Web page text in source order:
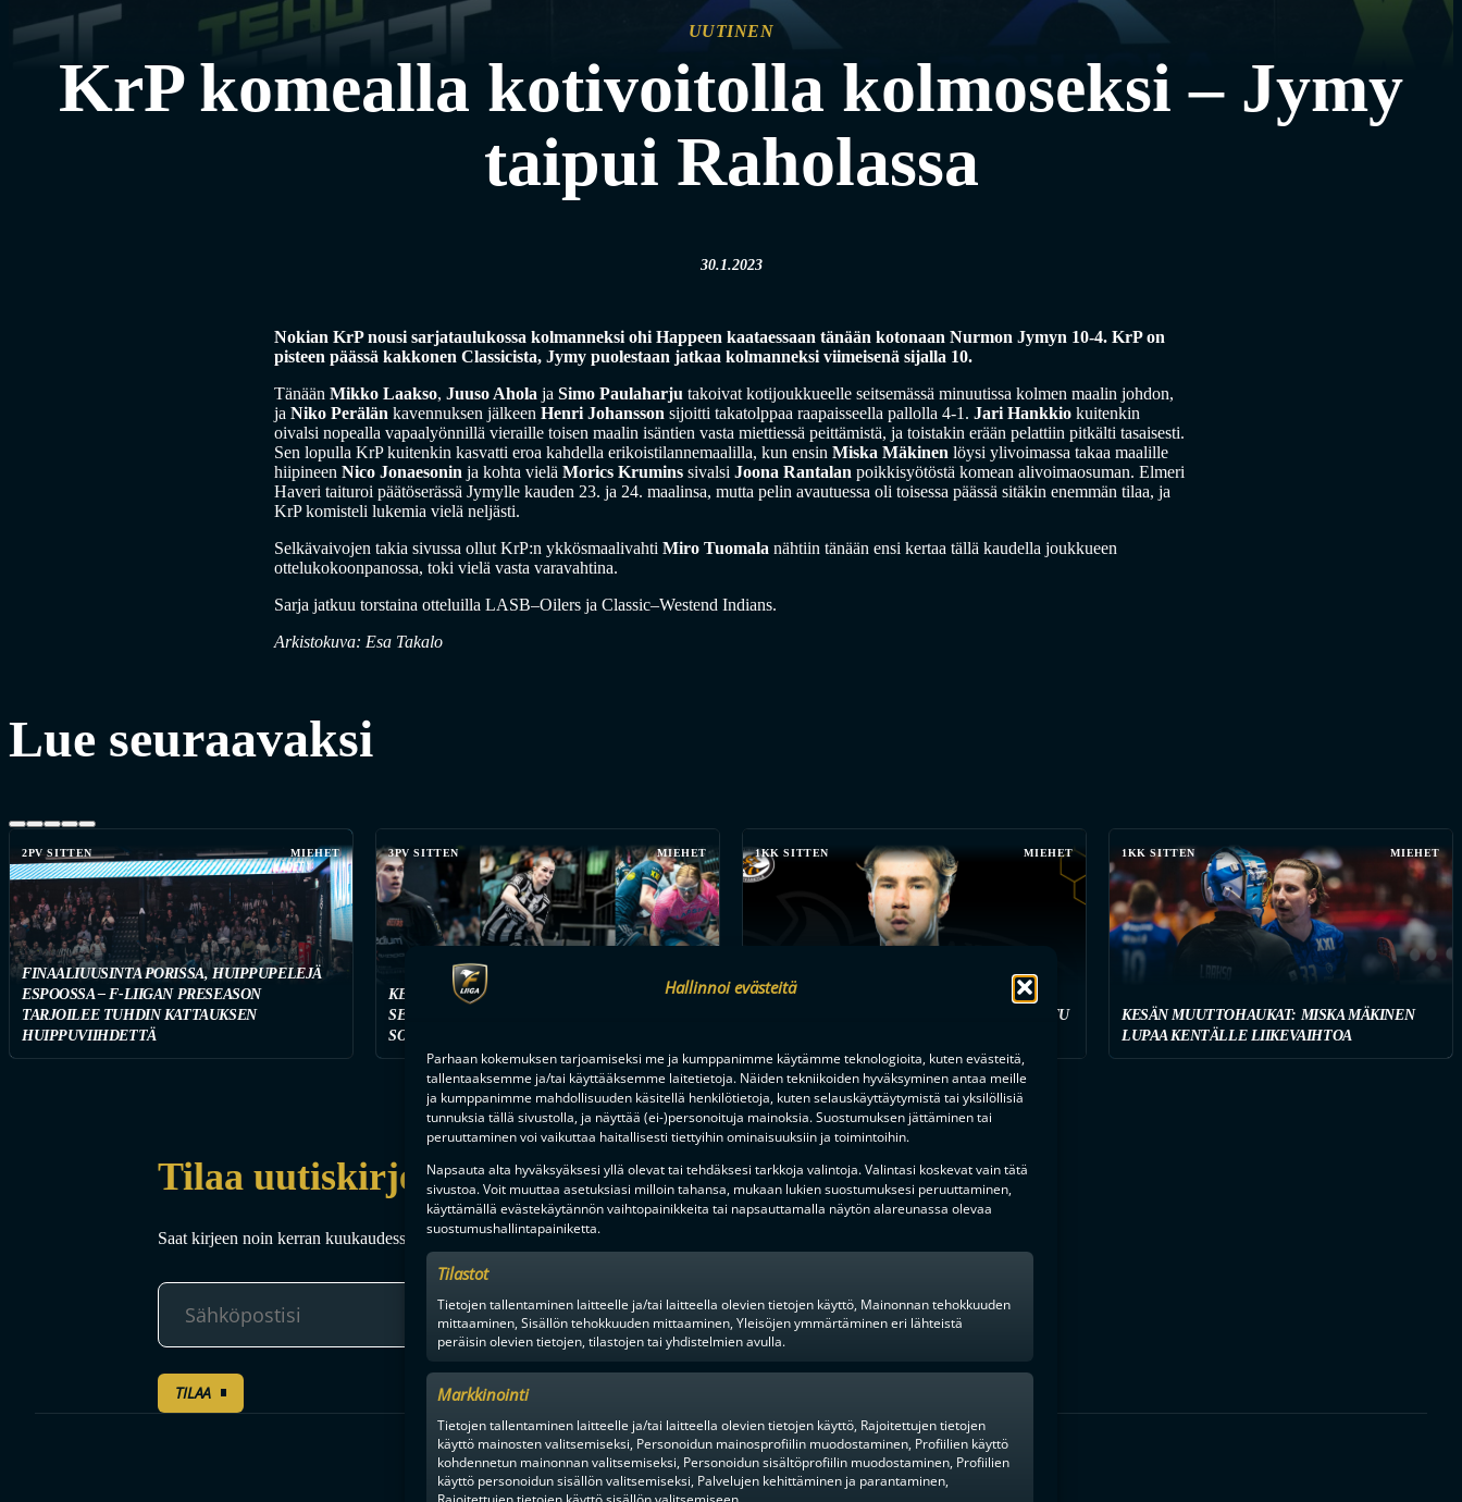
Hallinnoi evästeitä
Parhaan kokemuksen tarjoamiseksi me ja kumppanimme käytämme teknologioita, kuten evästeitä,
tallentaaksemme ja/tai käyttääksemme laitetietoja. Näiden tekniikoiden hyväksyminen antaa meille
ja kumppanimme mahdollisuuden käsitellä henkilötietoja, kuten selauskäyttäytymistä tai yksilöllisiä
tunnuksia tällä sivustolla, ja näyttää (ei-)personoituja mainoksia. Suostumuksen jättäminen tai
peruuttaminen voi vaikuttaa haitallisesti tiettyihin ominaisuuksiin ja toimintoihin.
Napsauta alta hyväksyäksesi yllä olevat tai tehdäksesi tarkkoja valintoja. Valintasi koskevat vain tätä
sivustoa. Voit muuttaa asetuksiasi milloin tahansa, mukaan lukien suostumuksesi peruuttaminen,
käyttämällä evästekäytännön vaihtopainikkeita tai napsauttamalla näytön alareunassa olevaa
suostumushallintapainiketta.
Tilastot
Tietojen tallentaminen laitteelle ja/tai laitteella olevien tietojen käyttö, Mainonnan tehokkuuden
mittaaminen, Sisällön tehokkuuden mittaaminen, Yleisöjen ymmärtäminen eri lähteistä
peräisin olevien tietojen, tilastojen tai yhdistelmien avulla.
Markkinointi
Tietojen tallentaminen laitteelle ja/tai laitteella olevien tietojen käyttö, Rajoitettujen tietojen
käyttö mainosten valitsemiseksi, Personoidun mainosprofiilin muodostaminen, Profiilien käyttö
kohdennetun mainonnan valitsemiseksi, Personoidun sisältöprofiilin muodostaminen, Profiilien
käyttö personoidun sisällön valitsemiseksi, Palvelujen kehittäminen ja parantaminen,
UUTINEN
KrP komealla kotivoitolla kolmoseksi – Jymy
taipui Raholassa
30.1.2023
Nokian KrP nousi sarjataulukossa kolmanneksi ohi Happeen kaataessaan tänään kotonaan Nurmon Jymyn 10-4. KrP on
pisteen päässä kakkonen Classicista, Jymy puolestaan jatkaa kolmanneksi viimeisenä sijalla 10.
Tänään Mikko Laakso, Juuso Ahola ja Simo Paulaharju takoivat kotijoukkueelle seitsemässä minuutissa kolmen maalin johdon,
ja Niko Perälän kavennuksen jälkeen Henri Johansson sijoitti takatolppaa raapaisseella pallolla 4-1. Jari Hankkio kuitenkin
oivalsi nopealla vapaalyönnillä vieraille toisen maalin isäntien vasta miettiessä peittämistä, ja toistakin erään pelattiin pitkälti tasaisesti.
Sen lopulla KrP kuitenkin kasvatti eroa kahdella erikoistilannemaalilla, kun ensin Miska Mäkinen löysi ylivoimassa takaa maalille
hiipineen Nico Jonaesonin ja kohta vielä Morics Krumins sivalsi Joona Rantalan poikkisyötöstä komean alivoimaosuman. Elmeri
Haveri taituroi päätöserässä Jymylle kauden 23. ja 24. maalinsa, mutta pelin avautuessa oli toisessa päässä sitäkin enemmän tilaa, ja
KrP komisteli lukemia vielä neljästi.
Selkävaivojen takia sivussa ollut KrP:n ykkösmaalivahti Miro Tuomala nähtiin tänään ensi kertaa tällä kaudella joukkueen
ottelukokoonpanossa, toki vielä vasta varavahtina.
Sarja jatkuu torstaina otteluilla LASB–Oilers ja Classic–Westend Indians.
Arkistokuva: Esa Takalo
Lue seuraavaksi
2PV SITTEN MIEHET
FINAALIUUSINTA PORISSA, HUIPPUPELEJÄ
ESPOOSSA – F-LIIGAN PRESEASON
TARJOILEE TUHDIN KATTAUKSEN
HUIPPUVIIHDETTÄ
3PV SITTEN MIEHET
KETKÄ OVAT KESÄN KOVIMMAT HANKINNAT?
SEURAA TÄSTÄ SEUROJEN JULKAISTUJA
SOPIMUSTILANTEITA
1KK SITTEN MIEHET
KAKSINKERTAINEN SUOMEN MESTARI ARTTU
1KK SITTEN MIEHET
KESÄN MUUTTOHAUKAT: MISKA MÄKINEN
LUPAA KENTÄLLE LIIKEVAIHTOA
Tilaa uutiskirje
Saat kirjeen noin kerran kuukaudessa F-liigakauden alusta ratkaisuhetkiin asti.
TILAA